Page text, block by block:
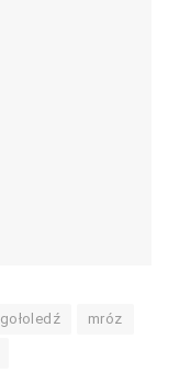
gołoledź mróz